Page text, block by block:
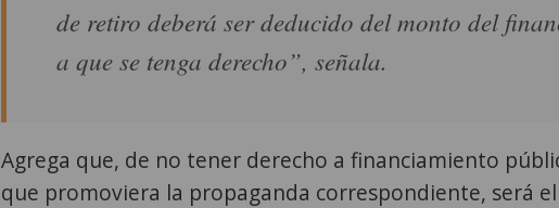
de retiro deberá ser deducido del monto del
a que se tenga derecho”, señala.
Agrega que, de no tener derecho a financiamiento
que promoviera la propaganda correspondiente, será